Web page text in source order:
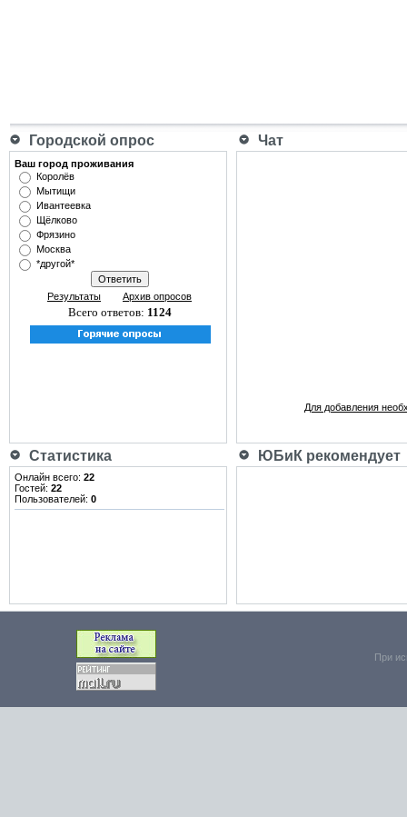
Городской опрос Чат
Ваш город проживания
Королёв
Мытищи
Ивантеевка
Щёлково
Фрязино
Москва
*другой*
Результаты Архив опросов
Всего ответов: 1124
Для добавления
Статистика ЮБиК рекомендует
Онлайн всего: 22
Гостей: 22
Пользователей: 0
При